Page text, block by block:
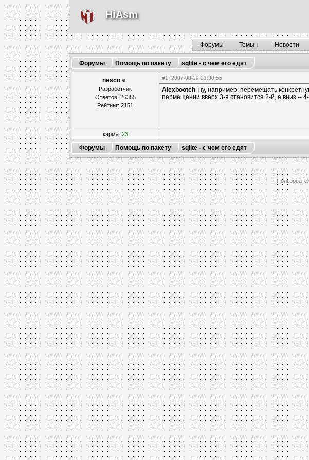
HiAsm
Форумы Темы ↓ Новости
Форумы Помощь по пакету sqlite - с чем его едят
nesco
Разработчик
Ответов: 26355
Рейтинг: 2151
#1 : 2007-08-29 21:30:55
Alexbootch, ну, например: перемещать
пермещении вверх 3-я становится 2-й, а вниз --
карма: 23
Форумы
Помощь по пакету sqlite - с чем его едят